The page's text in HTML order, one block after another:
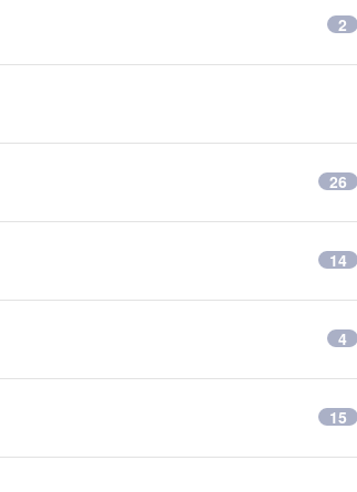
2
26
14
4
15